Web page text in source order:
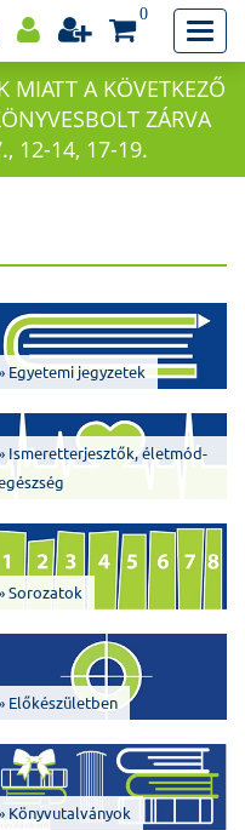
0
MIATT A KÖVETKEZŐ
ZÁRVA
12-14, 17-19.
Egyetemi jegyzetek
Ismeretterjesztők, életmód-
Sorozatok
Előkészületben
Könyvutalványok